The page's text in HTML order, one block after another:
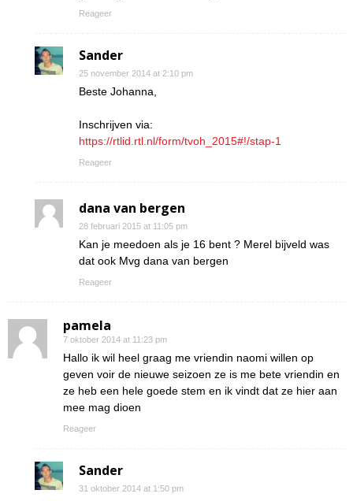
Reageer
Sander
25 november 2014 at 2:10 pm
Beste Johanna,
Inschrijven via:
https://rtlid.rtl.nl/form/tvoh_2015#!/stap-1
Reageer
dana van bergen
28 februari 2015 at 11:05 pm
Kan je meedoen als je 16 bent ? Merel bijveld was
dat ook Mvg dana van bergen
Reageer
pamela
7 oktober 2014 at 11:23 pm
Hallo ik wil heel graag me vriendin naomi willen op
geven voir de nieuwe seizoen ze is me bete vriendin en
ze heb een hele goede stem en ik vindt dat ze hier aan
mee mag dioen
Reageer
Sander
31 oktober 2014 at 1:50 pm